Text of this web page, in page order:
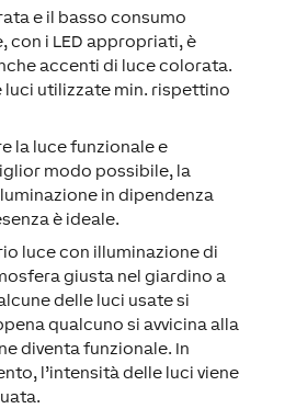
e il basso consumo
con i LED appropriati, è
accenti di luce colorata.
luci utilizzate min. rispettino
la luce funzionale e
modo possibile, la
in dipendenza
è ideale.
luce con illuminazione di
giusta nel giardino a
delle luci usate si
qualcuno si avvicina alla
diventa funzionale. In
l’intensità delle luci viene